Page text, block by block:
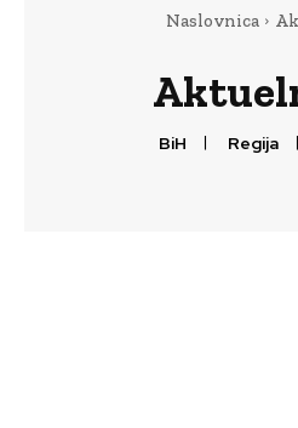
Naslovnica
BiH Regija